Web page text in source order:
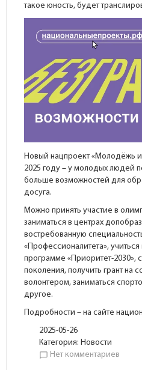
такое юность, будет
Новый нацпроект «Молодёжь и
2025 году – у молодых людей
больше возможностей для
досуга.
Можно принять участие в
заниматься в центрах
востребованную
«Профессионалитета»,
программе «Приоритет-2030»,
поколения, получить грант на
волонтером, заниматься
другое.
Подробности – на сайте
2025-05-26
Категория: Новости
chat_bubble_outline Нет комментариев